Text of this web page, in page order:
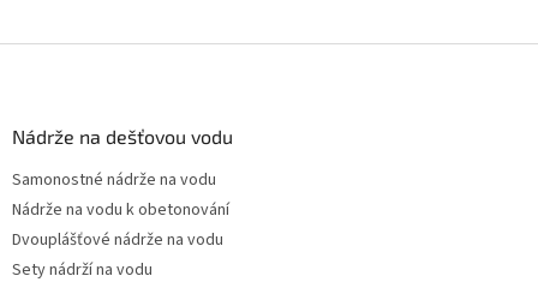
Nádrže na dešťovou vodu
Samonostné nádrže na vodu
Nádrže na vodu k obetonování
Dvouplášťové nádrže na vodu
Sety nádrží na vodu